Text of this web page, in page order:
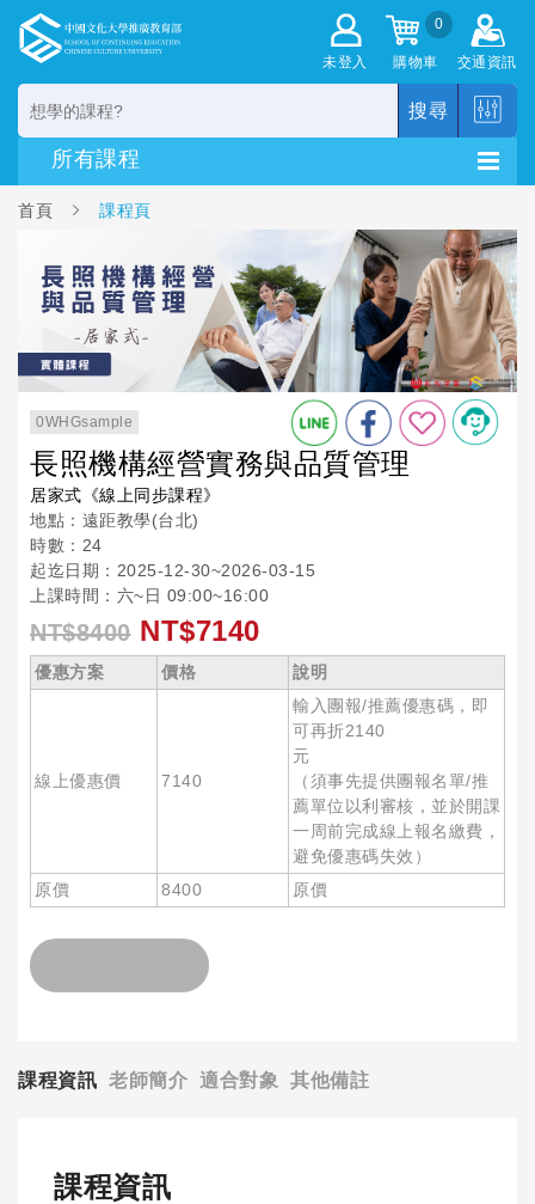
未登入
0
購物車 交通資訊
搜尋
首頁 課程頁
0WHGsample
長照機構經營實務與品質管理
居家式《線上同步課程》
地點：遠距教學(台北)
時數：24
起迄日期：2025-12-30~2026-03-15
上課時間：六~日 09:00~16:00
NT$8400 NT$7140
優惠方案 價格 說明
線上優惠價 7140
輸入團報/推薦優惠碼，即
可再折2140
元
（須事先提供團報名單/推
薦單位以利審核，並於開課
一周前完成線上報名繳費，
避免優惠碼失效）
原價
8400 原價
課程資訊 老師簡介 適合對象 其他備註
課程資訊